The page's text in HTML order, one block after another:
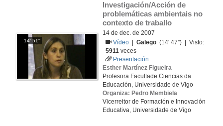
14' 51''
Investigación/Acción de
problemáticas ambientais no
contexto de traballo
14 de dec. de 2007
Vídeo
|Galego (14' 47'') | Visto:
5911 veces
Presentación
Esther Martínez Figueira
Profesora Facultade Ciencias da
Educación, Universidade de Vigo
Organiza: Pedro Membiela
Vicerreitor de Formación e Innovación
Educativa, Universidade de Vigo